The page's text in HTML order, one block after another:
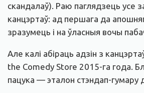
скандалаў). Раю паглядзець усе
канцэртаў: ад першага да
зразумець і на ўласныя вочы
Але калі абіраць адзін з
the Comedy Store 2015-га года.
пацука — эталон стэндап-гумару